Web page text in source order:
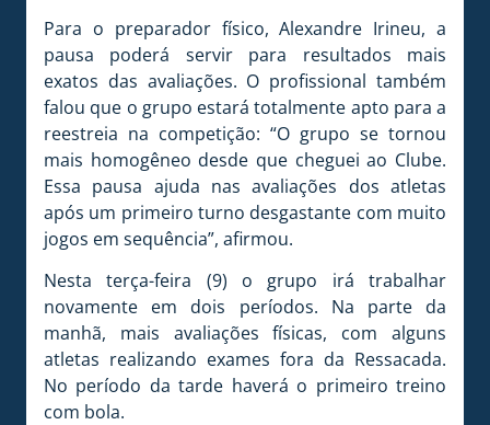
Para o preparador físico, Alexandre Irineu, a
pausa poderá servir para resultados mais
exatos das avaliações. O profissional também
falou que o grupo estará totalmente apto para a
reestreia na competição: “O grupo se tornou
mais homogêneo desde que cheguei ao Clube.
Essa pausa ajuda nas avaliações dos atletas
após um primeiro turno desgastante com muito
jogos em sequência”, afirmou.
Nesta terça-feira (9) o grupo irá trabalhar
novamente em dois períodos. Na parte da
manhã, mais avaliações físicas, com alguns
atletas realizando exames fora da Ressacada.
No período da tarde haverá o primeiro treino
com bola.